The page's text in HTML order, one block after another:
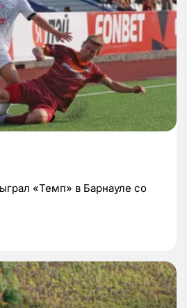
«Темп» в Барнауле со